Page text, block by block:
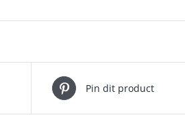
Pin dit product